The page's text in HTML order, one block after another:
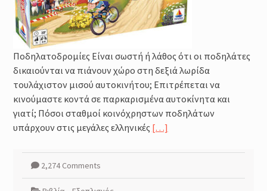
Ποδηλατοδρομίες Είναι σωστή ή λάθος ότι οι ποδηλάτες
δικαιούνται να πιάνουν χώρο στη δεξιά λωρίδα
τουλάχιστον μισού αυτοκινήτου; Επιτρέπεται να
κινούμαστε κοντά σε παρκαρισμένα αυτοκίνητα και
γιατί; Πόσοι σταθμοί κοινόχρηστων ποδηλάτων
υπάρχουν στις μεγάλες ελληνικές […]
2,274 Comments